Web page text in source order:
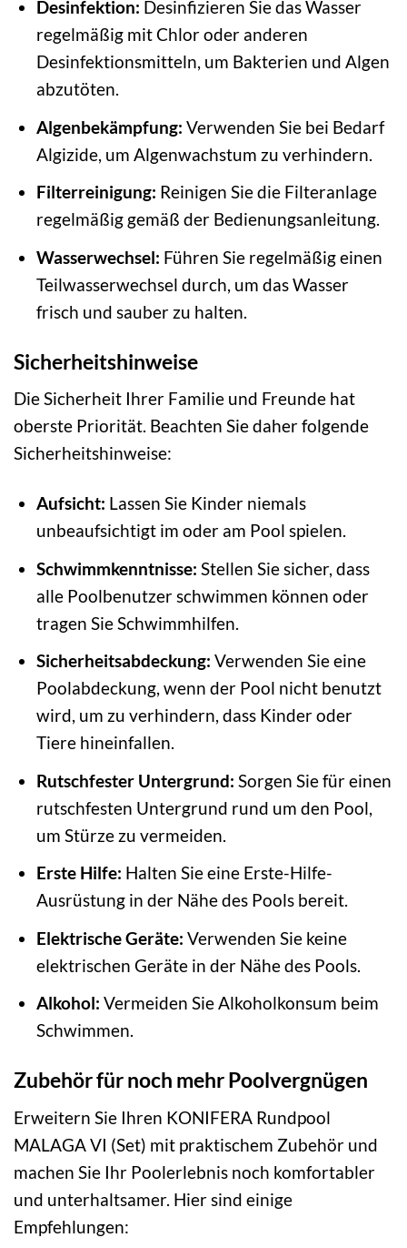
Desinfektion: Desinfizieren Sie das Wasser
regelmäßig mit Chlor oder anderen
Desinfektionsmitteln, um Bakterien und Algen
abzutöten.
Algenbekämpfung: Verwenden Sie bei Bedarf
Algizide, um Algenwachstum zu verhindern.
Filterreinigung: Reinigen Sie die Filteranlage
regelmäßig gemäß der Bedienungsanleitung.
Wasserwechsel: Führen Sie regelmäßig einen
Teilwasserwechsel durch, um das Wasser
frisch und sauber zu halten.
Sicherheitshinweise
Die Sicherheit Ihrer Familie und Freunde hat
oberste Priorität. Beachten Sie daher folgende
Sicherheitshinweise:
Aufsicht: Lassen Sie Kinder niemals
unbeaufsichtigt im oder am Pool spielen.
Schwimmkenntnisse: Stellen Sie sicher, dass
alle Poolbenutzer schwimmen können oder
tragen Sie Schwimmhilfen.
Sicherheitsabdeckung: Verwenden Sie eine
Poolabdeckung, wenn der Pool nicht benutzt
wird, um zu verhindern, dass Kinder oder
Tiere hineinfallen.
Rutschfester Untergrund: Sorgen Sie für einen
rutschfesten Untergrund rund um den Pool,
um Stürze zu vermeiden.
Erste Hilfe: Halten Sie eine Erste-Hilfe-
Ausrüstung in der Nähe des Pools bereit.
Elektrische Geräte: Verwenden Sie keine
elektrischen Geräte in der Nähe des Pools.
Alkohol: Vermeiden Sie Alkoholkonsum beim
Schwimmen.
Zubehör für noch mehr Poolvergnügen
Erweitern Sie Ihren KONIFERA Rundpool
MALAGA VI (Set) mit praktischem Zubehör und
machen Sie Ihr Poolerlebnis noch komfortabler
und unterhaltsamer. Hier sind einige
Empfehlungen: